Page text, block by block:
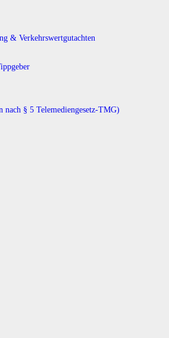
& Verkehrswertgutachten
nach § 5 Telemediengesetz-TMG)